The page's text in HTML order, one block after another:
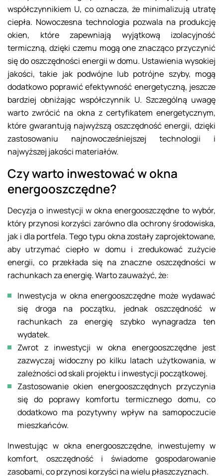
współczynnikiem U, co oznacza, że minimalizują utratę
ciepła. Nowoczesna technologia pozwala na produkcję
okien, które zapewniają wyjątkową izolacyjność
termiczną, dzięki czemu mogą one znacząco przyczynić
się do oszczędności energii w domu. Ustawienia wysokiej
jakości, takie jak podwójne lub potrójne szyby, mogą
dodatkowo poprawić efektywność energetyczną, jeszcze
bardziej obniżając współczynnik U. Szczególną uwagę
warto zwrócić na okna z certyfikatem energetycznym,
które gwarantują najwyższą oszczędność energii, dzięki
zastosowaniu najnowocześniejszej technologii i
najwyższej jakości materiałów.
Czy warto inwestować w okna
energooszczędne?
Decyzja o inwestycji w okna energooszczędne to wybór,
który przynosi korzyści zarówno dla ochrony środowiska,
jak i dla portfela. Tego typu okna zostały zaprojektowane,
aby utrzymać ciepło w domu i zredukować zużycie
energii, co przekłada się na znaczne oszczędności w
rachunkach za energię. Warto zauważyć, że:
Inwestycja w okna energooszczędne może wydawać
się droga na początku, jednak oszczędność w
rachunkach za energię szybko wynagradza ten
wydatek.
Zwrot z inwestycji w okna energooszczędne jest
zazwyczaj widoczny po kilku latach użytkowania, w
zależności od skali projektu i inwestycji początkowej.
Zastosowanie okien energooszczędnych przyczynia
się do poprawy komfortu termicznego domu, co
dodatkowo ma pozytywny wpływ na samopoczucie
mieszkańców.
Inwestując w okna energooszczędne, inwestujemy w
komfort, oszczędność i świadome gospodarowanie
zasobami, co przynosi korzyści na wielu płaszczyznach.